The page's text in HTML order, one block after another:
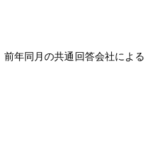
年同月の共通回答会社による